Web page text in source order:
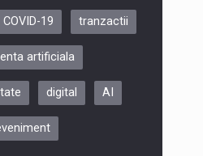
LETO, ORADEA, 8
8 Oct 2026
COVID-19 tranzactii
artificiala
digital AI